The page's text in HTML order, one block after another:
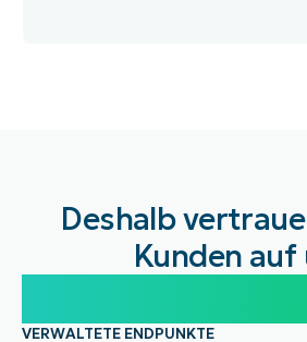
Deshalb
Kunden auf
VERWALTETE ENDPUNKTE